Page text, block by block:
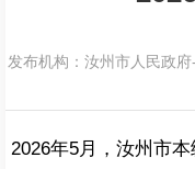
发布机构：汝州市人民政
2026年5月，汝州市